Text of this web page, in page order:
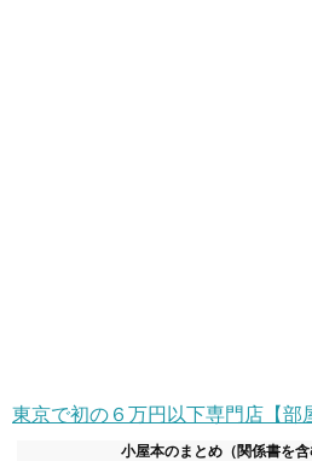
東京で初の６万円以下専門店【部
小屋本のまとめ（関係書を含